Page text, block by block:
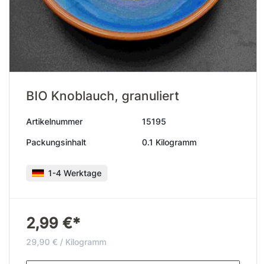
BIO Knoblauch, granuliert
Artikelnummer 15195
Packungsinhalt 0.1 Kilogramm
1-4 Werktage
2,99 €*
29,90 € / Kilogramm